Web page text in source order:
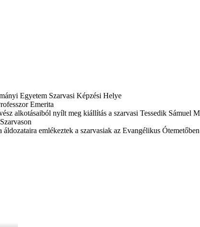
Egyetem Szarvasi Képzési Helye
Emerita
alkotásaiból nyílt meg kiállítás a szarvasi Tessedik Sámuel
emlékeztek a szarvasiak az Evangélikus Ótemetőben